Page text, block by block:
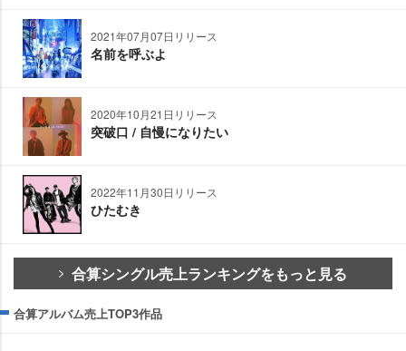
2021年07月07日リリース
名前を呼ぶよ
2020年10月21日リリース
突破口 / 自慢になりたい
2022年11月30日リリース
ひたむき
合算シングル売上ランキングをもっと見る
合算アルバム売上TOP3作品